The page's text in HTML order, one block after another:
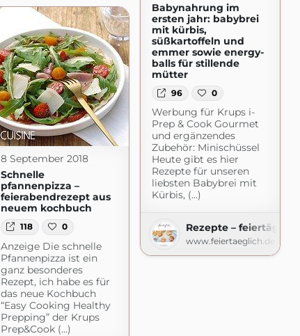
Babynahrung im
ersten jahr: babybrei
mit kürbis,
süßkartoffeln und
emmer sowie energy-
balls für stillende
mütter
96 0
Werbung für Krups i-
Prep & Cook Gourmet
und ergänzendes
Zubehör: Minischüssel
Heute gibt es hier
Rezepte für unseren
liebsten Babybrei mit
Kürbis, (...)
Rezepte –
www.feiertaeglich.de
8 September 2018
Schnelle
pfannenpizza –
feierabendrezept aus
neuem kochbuch
118 0
Anzeige Die schnelle
Pfannenpizza ist ein
ganz besonderes
Rezept, ich habe es für
das neue Kochbuch
“Easy Cooking Healthy
Prepping” der Krups
Prep&Cook (...)